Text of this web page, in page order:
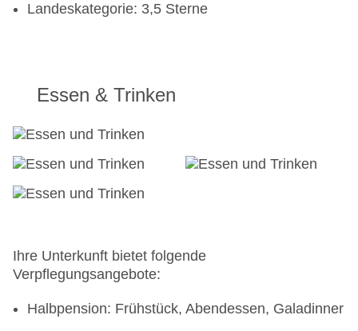
Landeskategorie: 3,5 Sterne
Essen & Trinken
Ihre Unterkunft bietet folgende
Verpflegungsangebote:
Halbpension: Frühstück, Abendessen, Galadinner